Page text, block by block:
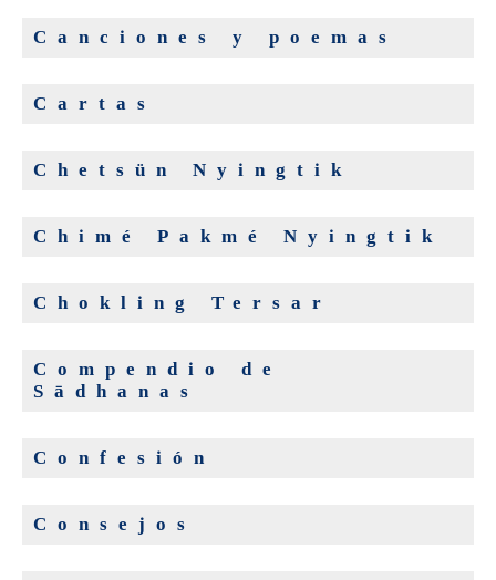
Canciones y poemas
Cartas
Chetsün Nyingtik
Chimé Pakmé Nyingtik
Chokling Tersar
Compendio de
Sādhanas
Confesión
Consejos